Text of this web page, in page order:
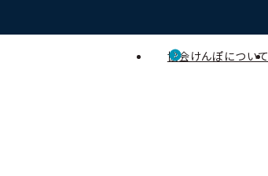
協会けんぽについて